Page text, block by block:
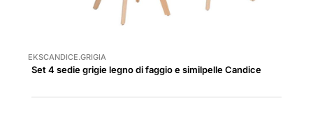
EKSCANDICE.GRIGIA
Set 4 sedie grigie legno di faggio e similpelle Candice